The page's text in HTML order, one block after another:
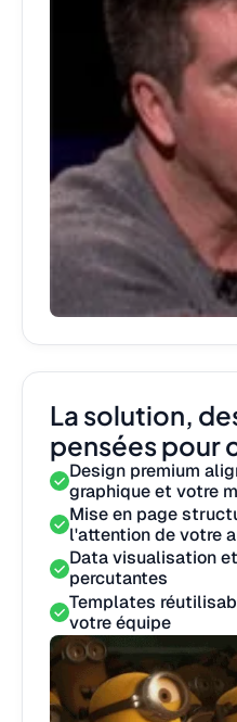
La solution,
pensées pour
Design premium
graphique et votre
Mise en page
l'attention de votre
Data visualisation
percutantes
Templates
votre équipe